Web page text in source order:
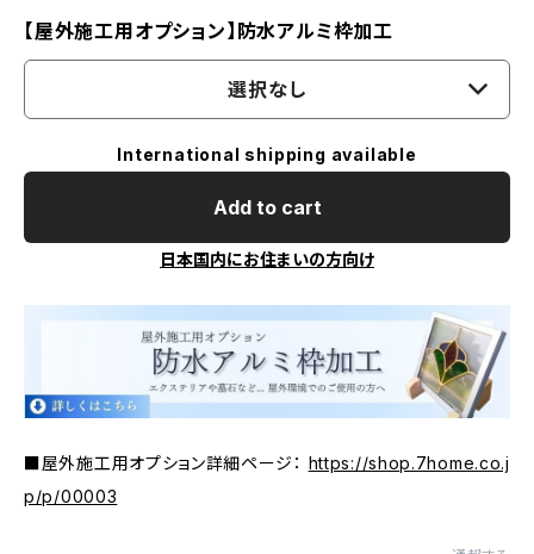
【屋外施工用オプション】防水アルミ枠加工
選択なし
International shipping available
Add to cart
日本国内にお住まいの方向け
■屋外施工用オプション詳細ページ： https://shop.7home.co.j
p/p/00003